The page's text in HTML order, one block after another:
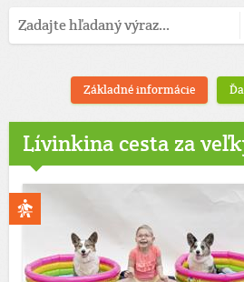
Základné informácie
Lívinkina cesta za